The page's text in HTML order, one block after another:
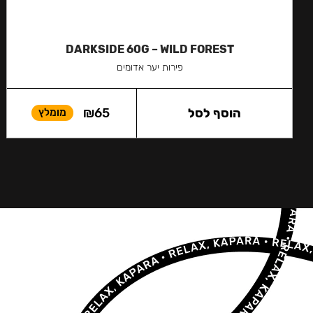
DARKSIDE 60G – WILD FOREST
פירות יער אדומים
₪65 מומלץ הוסף לסל